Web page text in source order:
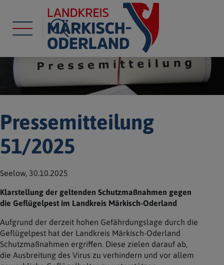
Pressemitteilung
51/2025
Seelow, 30.10.2025
Klarstellung der geltenden Schutzmaßnahmen gegen
die Geflügelpest im Landkreis Märkisch-Oderland
Aufgrund der derzeit hohen Gefährdungslage durch die
Geflügelpest hat der Landkreis Märkisch-Oderland
Schutzmaßnahmen ergriffen. Diese zielen darauf ab,
die Ausbreitung des Virus zu verhindern und vor allem